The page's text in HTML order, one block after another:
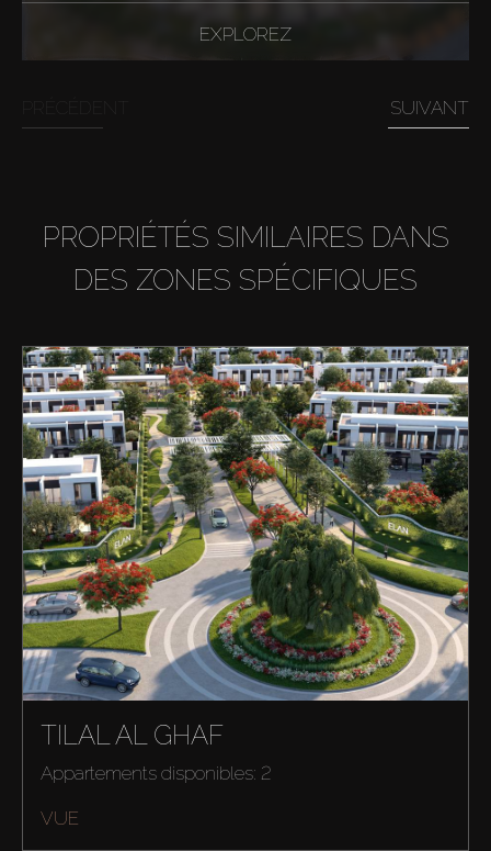
EXPLOREZ
SUIVANT
PROPRIÉTÉS SIMILAIRES DANS
DES ZONES SPÉCIFIQUES
TILAL AL GHAF
Appartements disponibles: 2
VUE